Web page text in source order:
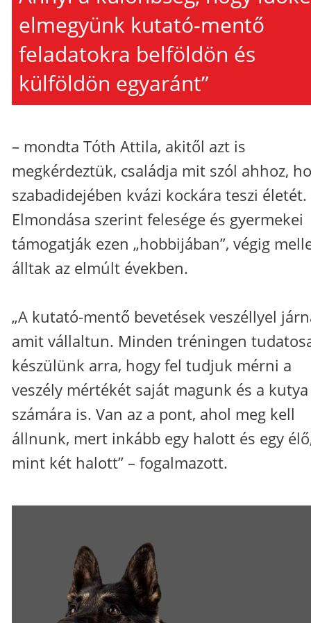
elmegyünk kutató-mentő
feladatokra belföldön és
külföldön egyaránt”
– mondta Tóth Attila, akitől azt is
megkérdeztük, családja mit szól ahhoz,
szabadidejében kvázi kockára teszi életét.
Elmondása szerint felesége és gyermekei
támogatják ezen „hobbijában”, végig
álltak az elmúlt években.
„A kutató-mentő bevetések veszéllyel
amit vállaltun. Minden tréningen
készülünk arra, hogy fel tudjuk mérni a
veszély mértékét saját magunk és a kutya
számára is. Van az a pont, ahol meg kell
állnunk, mert inkább egy halott és egy
mint két halott” – fogalmazott.